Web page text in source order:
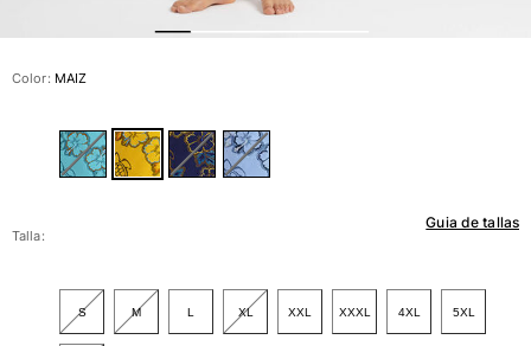
Tallas grandes
Ver todo Mujer
Trajes de baño
Color: MAIZ
Guia de tallas
Talla:
S M L XL XXL XXXL 4XL 5XL